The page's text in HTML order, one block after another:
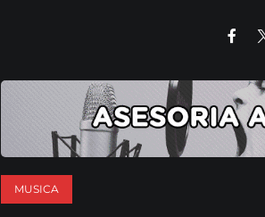
MUSICA